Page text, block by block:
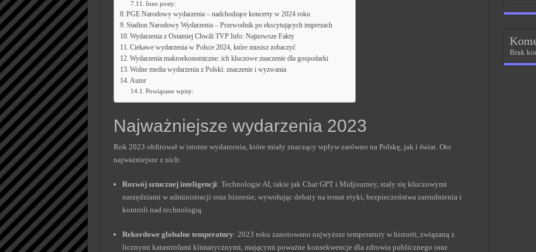
Inne posty:
PGE Narodowy wydarzenia – nadchodzące koncerty w 2024 roku
Stadion Narodowy Wydarzenia – Przewodnik po ekscytujących imprezach
Wydarzenia z Ostatniej Chwili TVP Info: Najnowsze Fakty
Ciekawe wydarzenia w Polsce 2024, które musisz zobaczyć
Wydarzenia makroekonomiczne: ich kluczowe znaczenie dla gospodarki
Wolne media wydarzenia z Polski: znaczenie i wyzwania
Autor
Powiązane wpisy:
Najważniejsze wydarzenia 2023
Rok 2023 obfitował w istotne wydarzenia, które miały znaczący wpływ zarówno na Polskę, jak i świat. Oto
najważniejsze z nich:
Rozwój sztucznej inteligencji: Technologie AI, takie jak Chat GPT i Midjourney, stały się kluczowymi
narzędziami w administracji oraz biznesie, wywołując debaty na temat etyki, bezpieczeństwa zatrudnienia i
kontroli nad technologią.
Rekordowe globalne temperatury: 2023 roku zanotowano najwyższe temperatury w historii, związaną z
licznymi katastrofami klimatycznymi, mającymi poważne konsekwencje dla zdrowia publicznego oraz
Brak